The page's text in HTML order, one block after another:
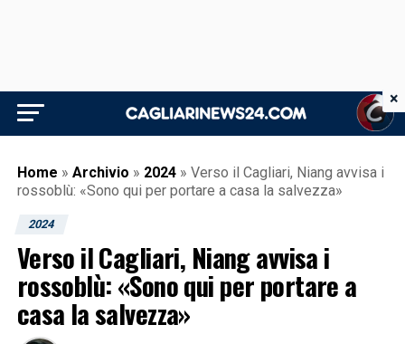
Home » Archivio » 2024 » Verso il Cagliari, Niang avvisa i
rossoblù: «Sono qui per portare a casa la salvezza»
2024
Verso il Cagliari, Niang avvisa i
rossoblù: «Sono qui per portare a
casa la salvezza»
×